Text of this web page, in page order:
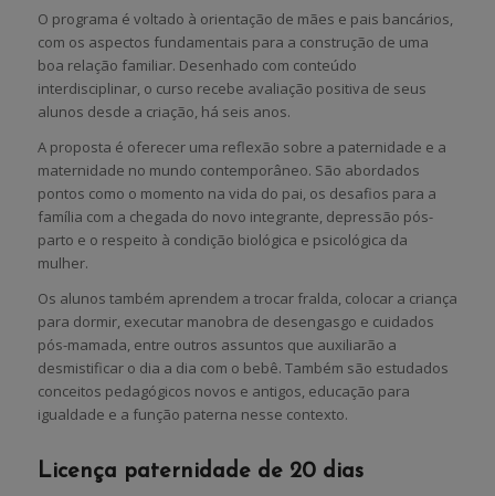
O programa é voltado à orientação de mães e pais bancários,
com os aspectos fundamentais para a construção de uma
boa relação familiar. Desenhado com conteúdo
interdisciplinar, o curso recebe avaliação positiva de seus
alunos desde a criação, há seis anos.
A proposta é oferecer uma reflexão sobre a paternidade e a
maternidade no mundo contemporâneo. São abordados
pontos como o momento na vida do pai, os desafios para a
família com a chegada do novo integrante, depressão pós-
parto e o respeito à condição biológica e psicológica da
mulher.
Os alunos também aprendem a trocar fralda, colocar a criança
para dormir, executar manobra de desengasgo e cuidados
pós-mamada, entre outros assuntos que auxiliarão a
desmistificar o dia a dia com o bebê. Também são estudados
conceitos pedagógicos novos e antigos, educação para
igualdade e a função paterna nesse contexto.
Licença paternidade de 20 dias